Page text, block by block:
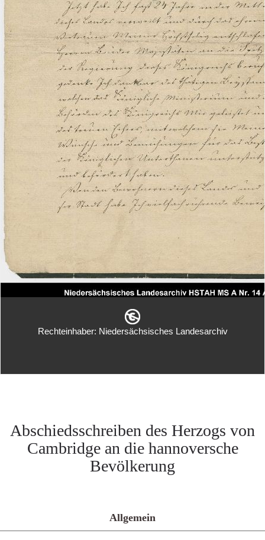
Rechteinhaber: Niedersächsisches Landesarchiv
Abschiedsschreiben des Herzogs von
Cambridge an die hannoversche
Bevölkerung
Allgemein